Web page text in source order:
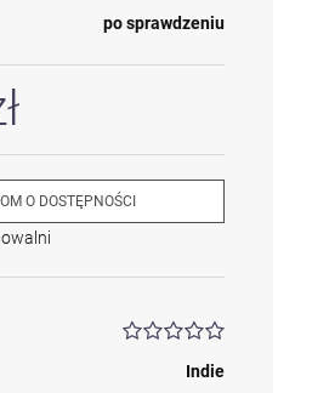
po sprawdzeniu
O DOSTĘPNOŚCI
Indie